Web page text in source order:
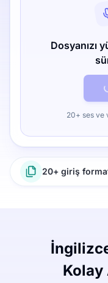
Dosyanızı
20+ ses ve
20+ giriş
Kolay